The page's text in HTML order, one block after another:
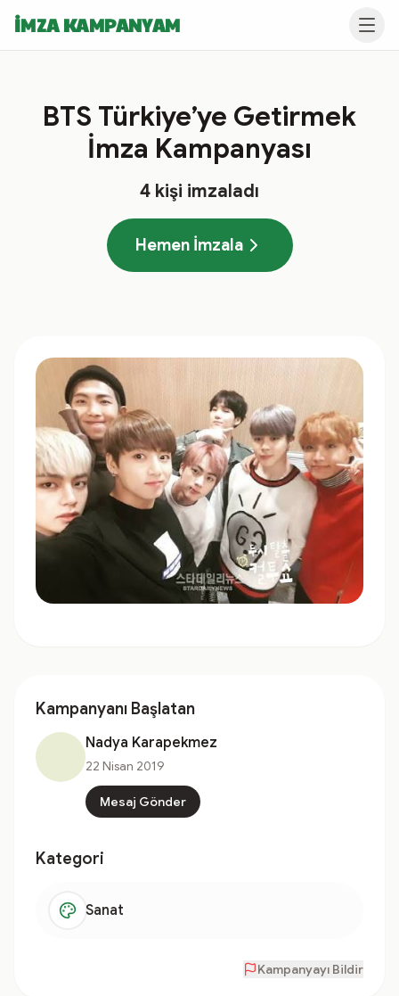
İMZA KAMPANYAM
BTS Türkiye’ye Getirmek
İmza Kampanyası
4 kişi imzaladı
Hemen İmzala
Kampanyanı Başlatan
Nadya Karapekmez
22 Nisan 2019
Mesaj Gönder
Kategori
Sanat
Kampanyayı Bildir